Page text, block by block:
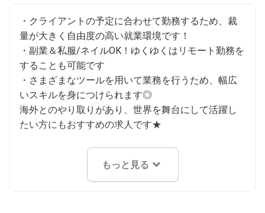
・クライアントの予定に合わせて勤務するため、裁
量が大きく自由度の高い就業環境です！
・副業＆私服/ネイルOK！ゆくゆくはリモート勤務を
することも可能です
・さまざまなツールを用いて業務を行うため、幅広
いスキルを身につけられます◎
海外とのやり取りがあり、世界を舞台にして活躍し
たい方にもおすすめの求人です★
もっと見る